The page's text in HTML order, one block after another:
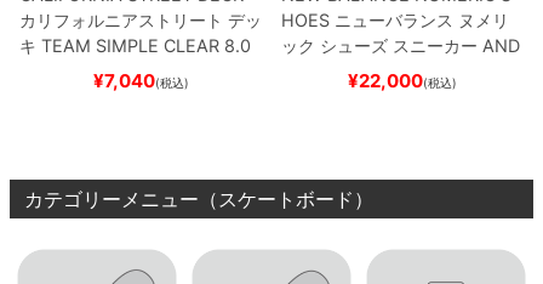
カリフォルニアストリート デッ
キ TEAM SIMPLE CLEAR 8.0
ブランク（DSM）
ード スケボー
¥7,040(税込)
HOES ニューバランス ヌメリ
ック シューズ スニーカー AND
REW REYNOLDS 933
BROWN/BLACK
スケート
¥22,000(税込)
カテゴリーメニュー（スケートボード）